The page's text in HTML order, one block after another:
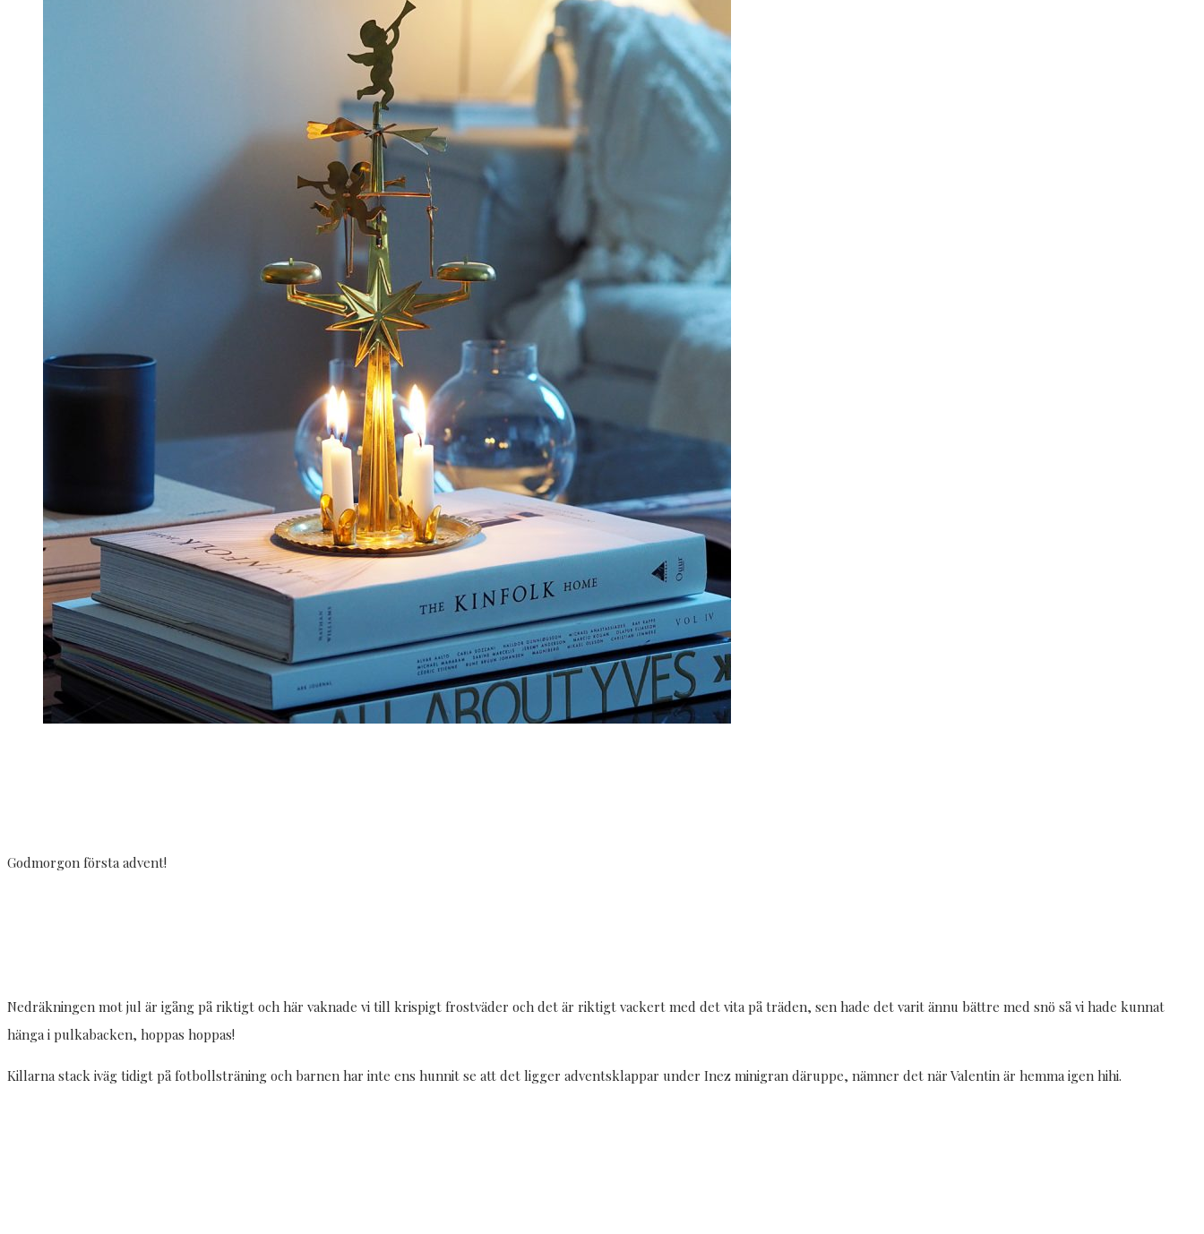
Godmorgon första advent!
Nedräkningen mot jul är igång på riktigt och här vaknade vi till krispigt frostväder och det är riktigt vackert med det vita på träden, sen hade det varit ännu bättre med snö så vi hade kunnat
hänga i pulkabacken, hoppas hoppas!
Killarna stack iväg tidigt på fotbollsträning och barnen har inte ens hunnit se att det ligger adventsklappar under Inez minigran däruppe, nämner det när Valentin är hemma igen hihi.